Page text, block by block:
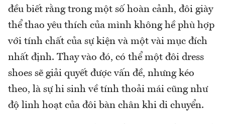
đều biết rằng trong một số hoàn cảnh, đôi giày
thể thao yêu thích của mình không hề phù hợp
với tính chất của sự kiện và một vài mục đích
nhất định. Thay vào đó, có thể một đôi dress
shoes sẽ giải quyết được vấn đề, nhưng kéo
theo, là sự hi sinh về tính thoải mái cũng như
độ linh hoạt của đôi bàn chân khi di chuyển.